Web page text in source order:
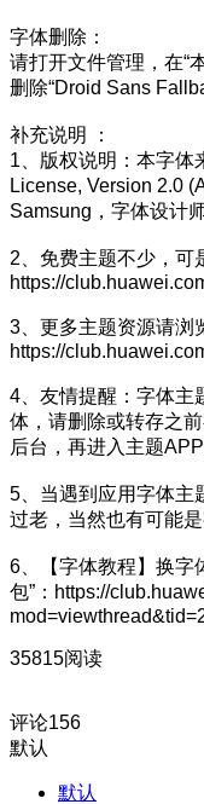
字体删除：
请打开文件管理，在“
删除“Droid Sans
补充说明 ：
1、版权说明：本字体
License, Version 2.0
Samsung，字体设计
2、免费主题不少，可
https://
3、更多主题资源请浏
https://
4、友情提醒：字体主
体，请删除或转存之
后台，再进入主题APP
5、当遇到应用字体主
过老，当然也有可能
6、【字体教程】换
包”：https://
35815阅读
评论156
默认
默认